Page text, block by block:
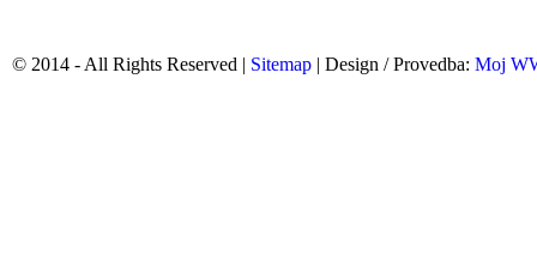
© 2014 - All Rights Reserved | Sitemap | Design / Provedba: Moj